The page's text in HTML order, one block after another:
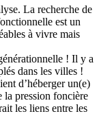
La recherche de
est un
à vivre mais
! Il y a
dans les villes !
d’héberger un(e)
la pression foncière
les liens entre les